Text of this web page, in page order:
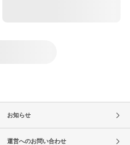
お知らせ
運営へのお問い合わせ